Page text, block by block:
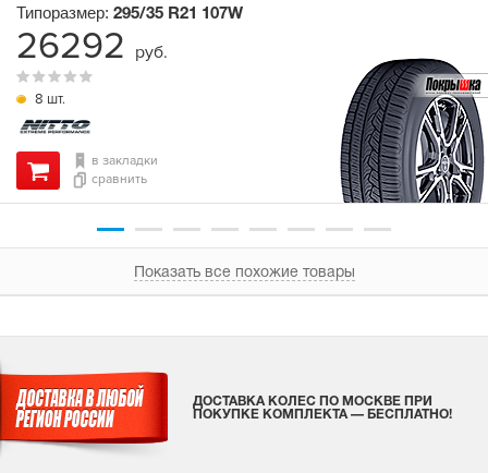
8 шт.
Типоразмер: 295/35 R21 107W
в закладки
сравнить
26292 руб.
Показать все похожие товары
ДОСТАВКА КОЛЕС ПО МОСКВЕ ПРИ
ПОКУПКЕ КОМПЛЕКТА — БЕСПЛАТНО!